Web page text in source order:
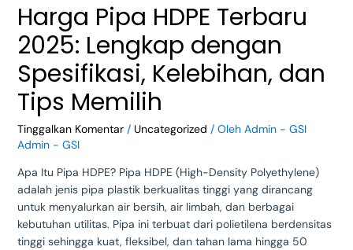
Harga Pipa HDPE Terbaru
2025: Lengkap dengan
Spesifikasi, Kelebihan, dan
Tips Memilih
Tinggalkan Komentar / Uncategorized / Oleh Admin - GSI
Admin - GSI
Apa Itu Pipa HDPE? Pipa HDPE (High-Density Polyethylene)
adalah jenis pipa plastik berkualitas tinggi yang dirancang
untuk menyalurkan air bersih, air limbah, dan berbagai
kebutuhan utilitas. Pipa ini terbuat dari polietilena berdensitas
tinggi sehingga kuat, fleksibel, dan tahan lama hingga 50
Lengkap
dengan
Spesifikasi,
Kelebihan,
dan
Tips
Memilih